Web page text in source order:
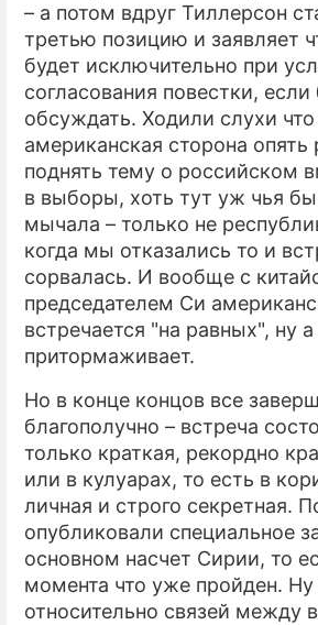
– а потом вдруг Тиллерсон
третью позицию и заявляет
будет исключительно при
согласования повестки, если
обсуждать. Ходили слухи
американская сторона
поднять тему о российском
в выборы, хоть тут уж чья
мычала – только не
когда мы отказались то и
сорвалась. И вообще с
председателем Си
встречается "на равных", ну а
притормаживает.
Но в конце концов все
благополучно – встреча
только краткая, рекордно
или в кулуарах, то есть в
личная и строго секретная.
опубликовали специальное
основном насчет Сирии, то
момента что уже пройден. Ну
относительно связей между